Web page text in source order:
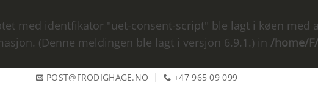
med identfikator "uet-consent-script" ble lagt i køen med
(Denne meldingen ble lagt i versjon 6.9.1.) in /home/
POST@FRODIGHAGE.NO +47 965 09 099